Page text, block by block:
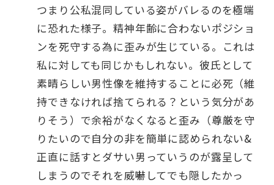
つまり公私混同している姿がバレるのを極端
に恐れた様子。精神年齢に合わないポジショ
ンを死守する為に歪みが生じている。これは
私に対しても同じかもしれない。彼氏として
素晴らしい男性像を維持することに必死（維
持できなければ捨てられる？という気分があ
りそう）で余裕がなくなると歪み（尊厳を守
りたいので自分の非を簡単に認められない&
正直に話すとダサい男っていうのが露呈して
しまうのでそれを威嚇してでも隠したかっ